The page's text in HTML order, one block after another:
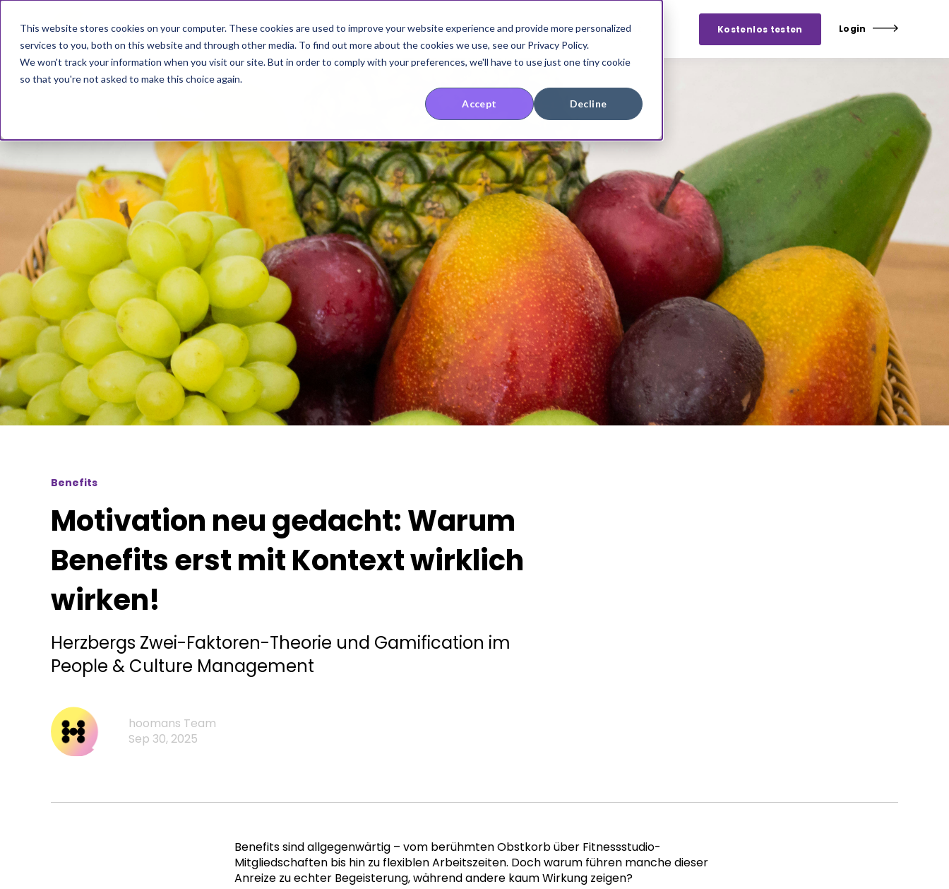
This website stores cookies on your computer. These cookies are used to improve your website experience and provide more personalized
services to you, both on this website and through other media. To find out more about the cookies we use, see our Privacy Policy.
We won't track your information when you visit our site. But in order to comply with your preferences, we'll have to use just one tiny cookie
so that you're not asked to make this choice again.
Accept Decline
Lösungen Wissen Preise Über uns Kontakt Kostenlos testen Login
Benefits
Motivation neu gedacht: Warum
Benefits erst mit Kontext wirklich
wirken!
Herzbergs Zwei-Faktoren-Theorie und Gamification im
People & Culture Management
hoomans Team
Sep 30, 2025
Benefits sind allgegenwärtig – vom berühmten Obstkorb über Fitnessstudio-
Mitgliedschaften bis hin zu flexiblen Arbeitszeiten. Doch warum führen manche dieser
Anreize zu echter Begeisterung, während andere kaum Wirkung zeigen?